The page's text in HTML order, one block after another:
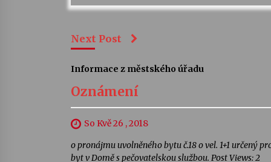
Next Post
Informace z městského úřadu
Oznámení
So Kvě 26 , 2018
o pronájmu uvolněného bytu č.18 o vel. 1+1 určený
byt v Domě s pečovatelskou službou. Post Views: 2